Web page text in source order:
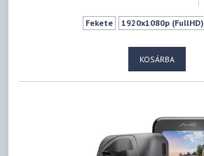
Fekete 1920x1080p (FullHD)
KOSÁRBA